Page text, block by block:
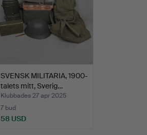
SVENSK MILITARIA, 1900-
talets mitt, Sverig…
Klubbades 27 apr 2025
7 bud
58 USD